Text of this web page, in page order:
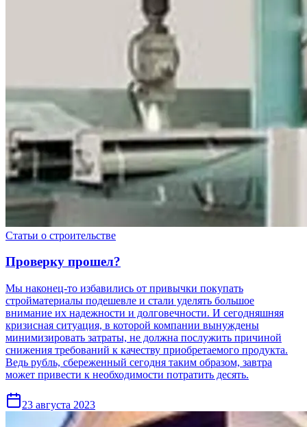
Статьи о строительстве
Проверку прошел?
Мы наконец-то избавились от привычки покупать
стройматериалы подешевле и стали уделять большое
внимание их надежности и долговечности. И сегодняшняя
кризисная ситуация, в которой компании вынуждены
минимизировать затраты, не должна послужить причиной
снижения требований к качеству приобретаемого продукта.
Ведь рубль, сбереженный сегодня таким образом, завтра
может привести к необходимости потратить десять.
23 августа 2023